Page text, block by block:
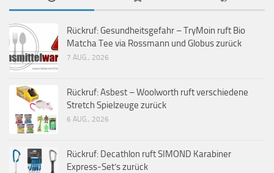
Rückruf: Gesundheitsgefahr – TryMoin ruft Bio
Matcha Tee via Rossmann und Globus zurück
7 AUG., 2026
Rückruf: Asbest – Woolworth ruft verschiedene
Stretch Spielzeuge zurück
6 AUG., 2026
Rückruf: Decathlon ruft SIMOND Karabiner
Express-Set’s zurück